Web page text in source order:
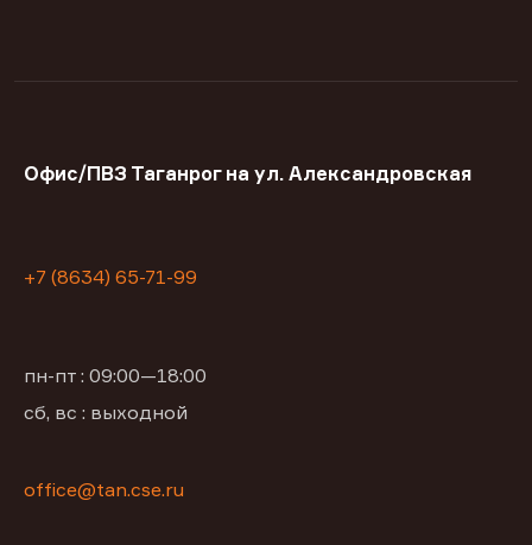
Офис/ПВЗ Таганрог на ул. Александровская
+7 (8634) 65-71-99
пн-пт : 09:00—18:00
сб, вс : выходной
office@tan.cse.ru